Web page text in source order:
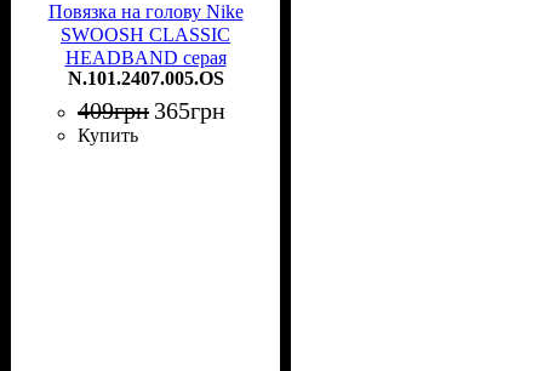
Повязка на голову Nike
SWOOSH CLASSIC
HEADBAND серая
N.101.2407.005.OS
N.101.2407.005.OS
409грн 365грн
Купить